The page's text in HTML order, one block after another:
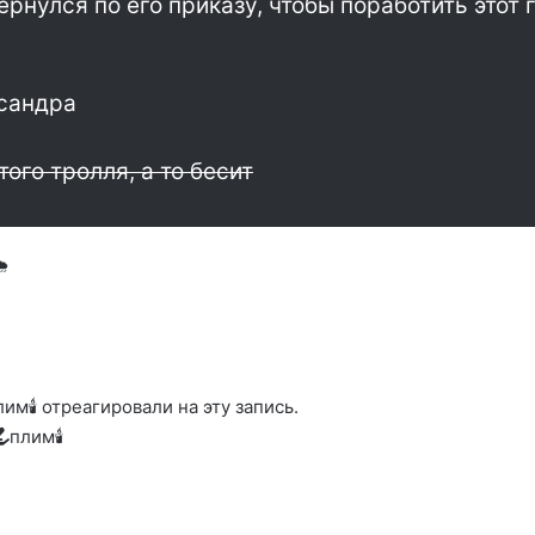
тролля, а то бесит
отреагировали на эту запись.
плим🕯️